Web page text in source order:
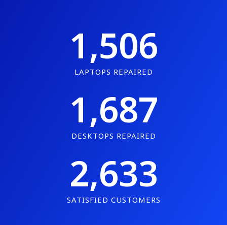
LAPTOPS REPAIRED
1,506
DESKTOPS REPAIRED
1,687
SATISFIED CUSTOMERS
2,633